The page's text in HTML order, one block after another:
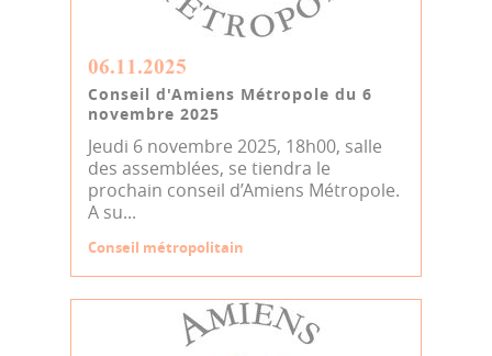
06.11.2025
Conseil d'Amiens Métropole du 6
novembre 2025
Jeudi 6 novembre 2025, 18h00, salle
des assemblées, se tiendra le
prochain conseil d’Amiens Métropole.
A su...
Conseil métropolitain